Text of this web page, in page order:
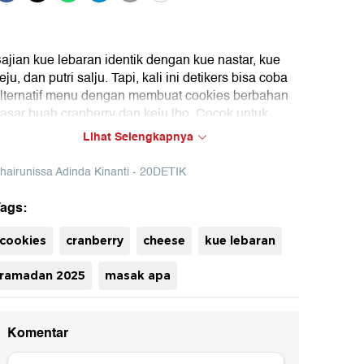
kue lebaran identik dengan kue nastar, kue
dan putri salju. Tapi, kali ini detikers bisa coba
menu dengan membuat cookies berbahan
buah cranberry dan keju lho. Cocok untuk
sajian lebaran, teksturnya crunchy dan wangi keju.
Bahkan, cookies ini bisa disimpan dalam freezer
berbulan-bulan. Saksikan selengkapnya di
Lihat Selengkapnya
Adinda Kinanti - 20DETIK
cookies cranberry cheese kue lebaran
ramadan 2025 masak apa